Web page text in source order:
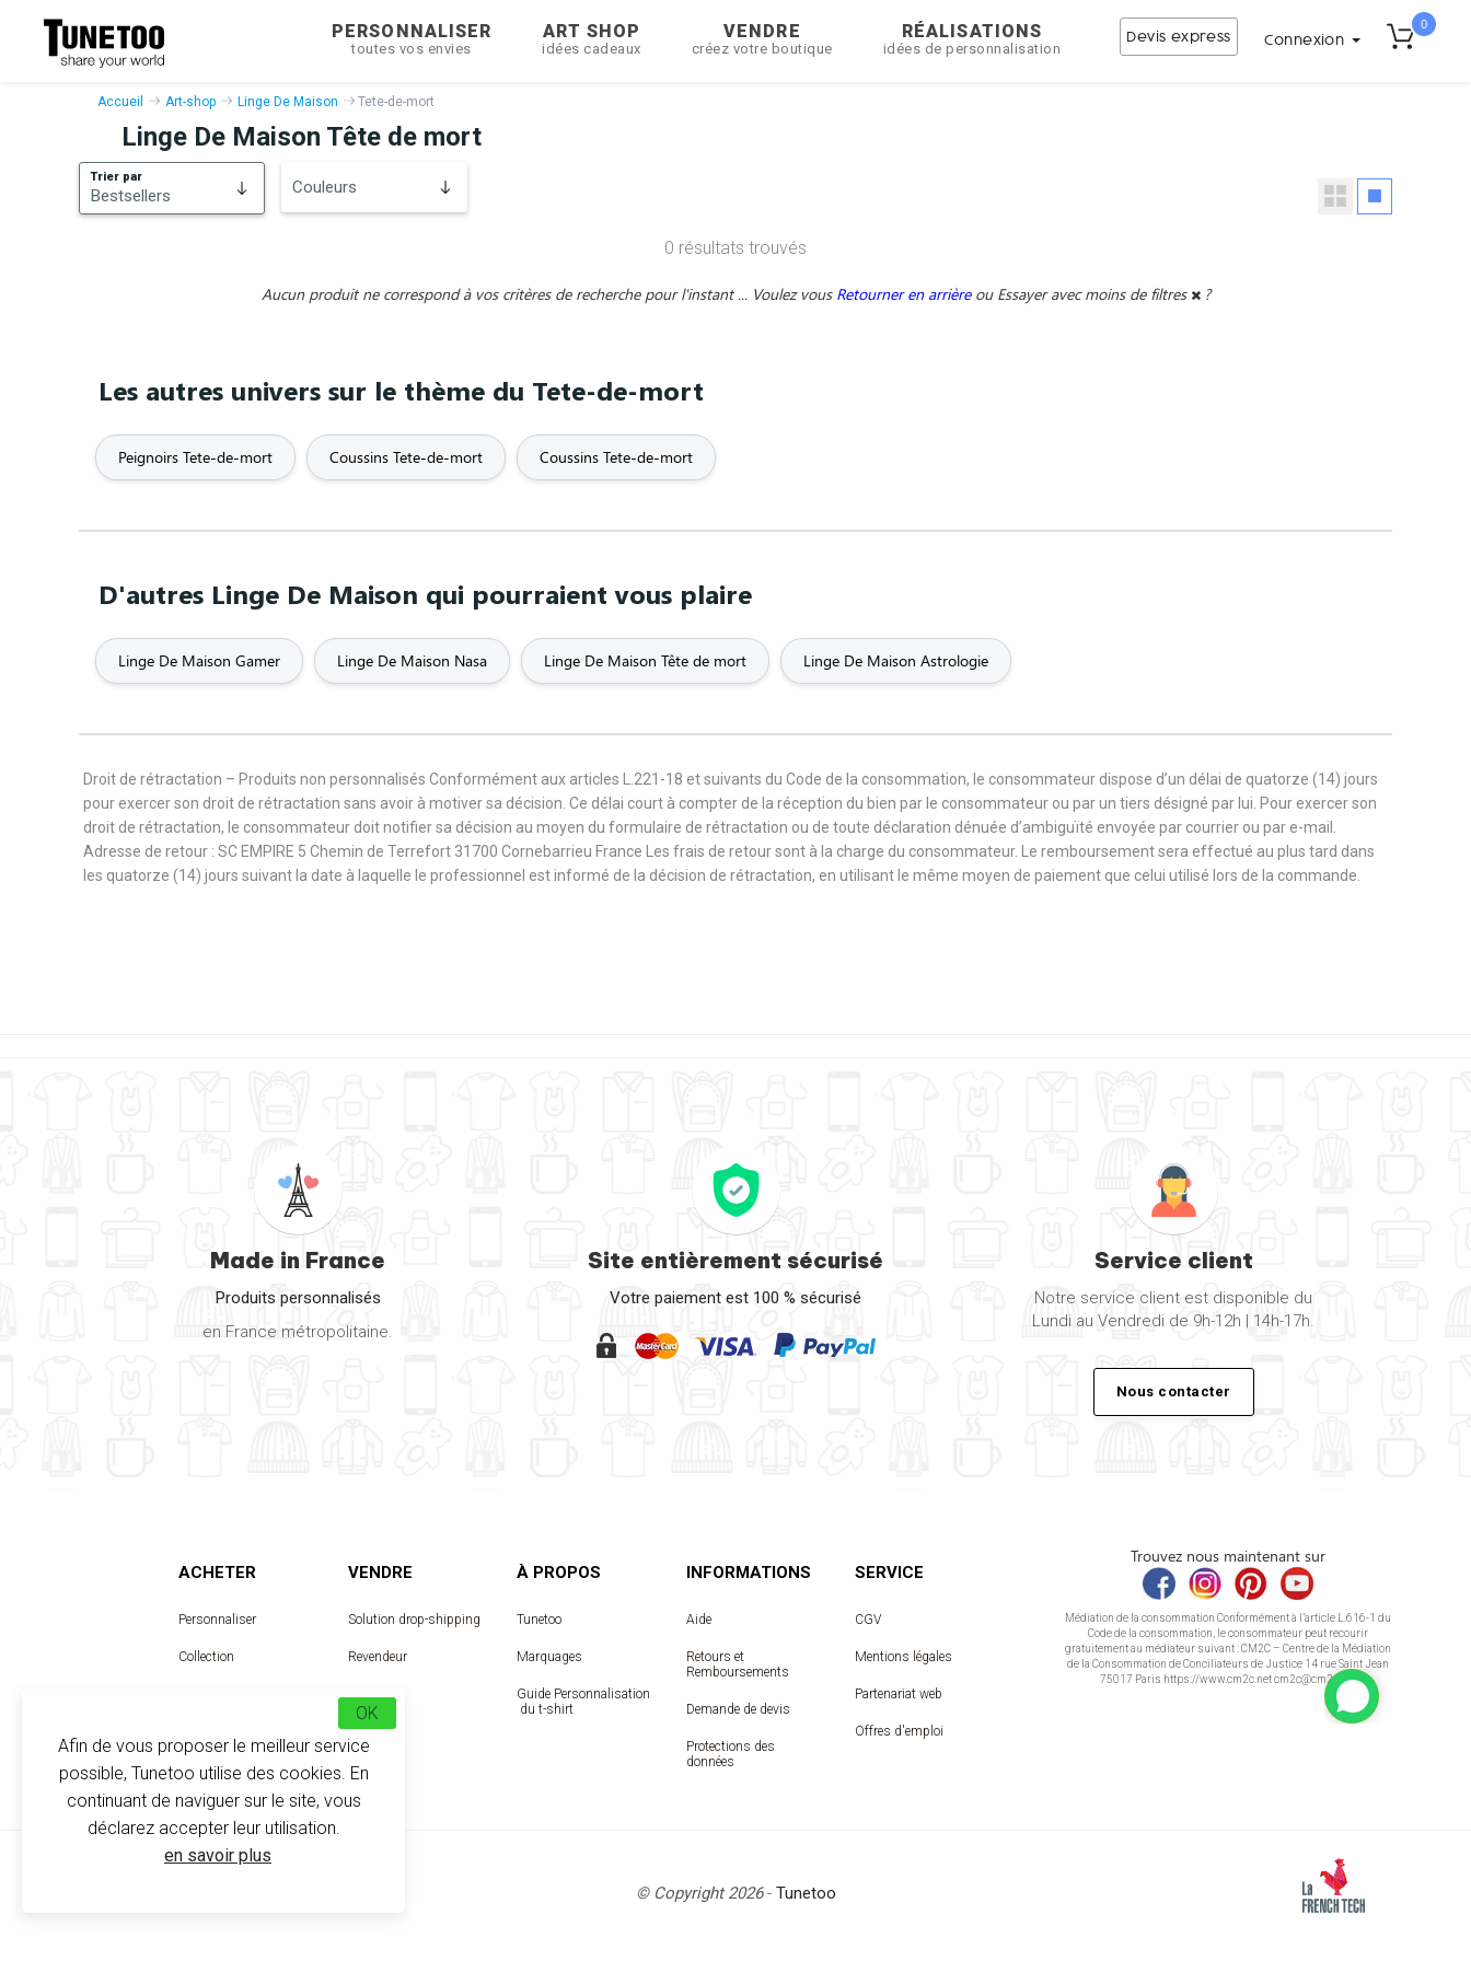
PERSONNALISER
toutes vos envies
ART SHOP
idées cadeaux
VENDRE
créez votre boutique
RÉALISATIONS
idées de personnalisation
Devis express Connexion
0
Accueil Art-shop Linge De Maison Tete-de-mort
Linge De Maison Tête de mort
Trier par
Bestsellers Couleurs
0 résultats trouvés
Aucun produit ne correspond à vos critères de recherche pour l'instant ... Voulez vous Retourner en arrière ou Essayer avec moins de filtres ?
Les autres univers sur le thème du Tete-de-mort
Peignoirs Tete-de-mort Coussins Tete-de-mort Coussins Tete-de-mort
D'autres Linge De Maison qui pourraient vous plaire
Linge De Maison Gamer Linge De Maison Nasa Linge De Maison Tête de mort Linge De Maison Astrologie
Droit de rétractation – Produits non personnalisés Conformément aux articles L.221-18 et suivants du Code de la consommation, le consommateur dispose d’un délai de quatorze (14) jours
pour exercer son droit de rétractation sans avoir à motiver sa décision. Ce délai court à compter de la réception du bien par le consommateur ou par un tiers désigné par lui. Pour exercer son
droit de rétractation, le consommateur doit notifier sa décision au moyen du formulaire de rétractation ou de toute déclaration dénuée d’ambiguïté envoyée par courrier ou par e-mail.
Adresse de retour : SC EMPIRE 5 Chemin de Terrefort 31700 Cornebarrieu France Les frais de retour sont à la charge du consommateur. Le remboursement sera effectué au plus tard dans
les quatorze (14) jours suivant la date à laquelle le professionnel est informé de la décision de rétractation, en utilisant le même moyen de paiement que celui utilisé lors de la commande.
Made in France
Produits personnalisés
en France métropolitaine.
Site entièrement sécurisé
Votre paiement est 100 % sécurisé
Service client
Notre service client est disponible du
Lundi au Vendredi de 9h-12h | 14h-17h.
Nous contacter
ACHETER
Personnaliser
Collection
VENDRE
Solution drop-shipping
Revendeur
Designer
À PROPOS
Tunetoo
Marquages
Guide Personnalisation
du t-shirt
INFORMATIONS
Aide
Retours et
Remboursements
Demande de devis
Protections des
données
SERVICE
CGV
Mentions légales
Partenariat web
Offres d'emploi
Trouvez nous maintenant sur
Médiation de la consommation Conformément à l’article L.616-1 du
Code de la consommation, le consommateur peut recourir
gratuitement au médiateur suivant : CM2C – Centre de la Médiation
de la Consommation de Conciliateurs de Justice 14 rue Saint Jean
75017 Paris https://www.cm2c.net cm2c@cm2c.net
© Copyright 2026- Tunetoo
Afin de vous proposer le meilleur service
possible, Tunetoo utilise des cookies. En
continuant de naviguer sur le site, vous
déclarez accepter leur utilisation.
en savoir plus
OK